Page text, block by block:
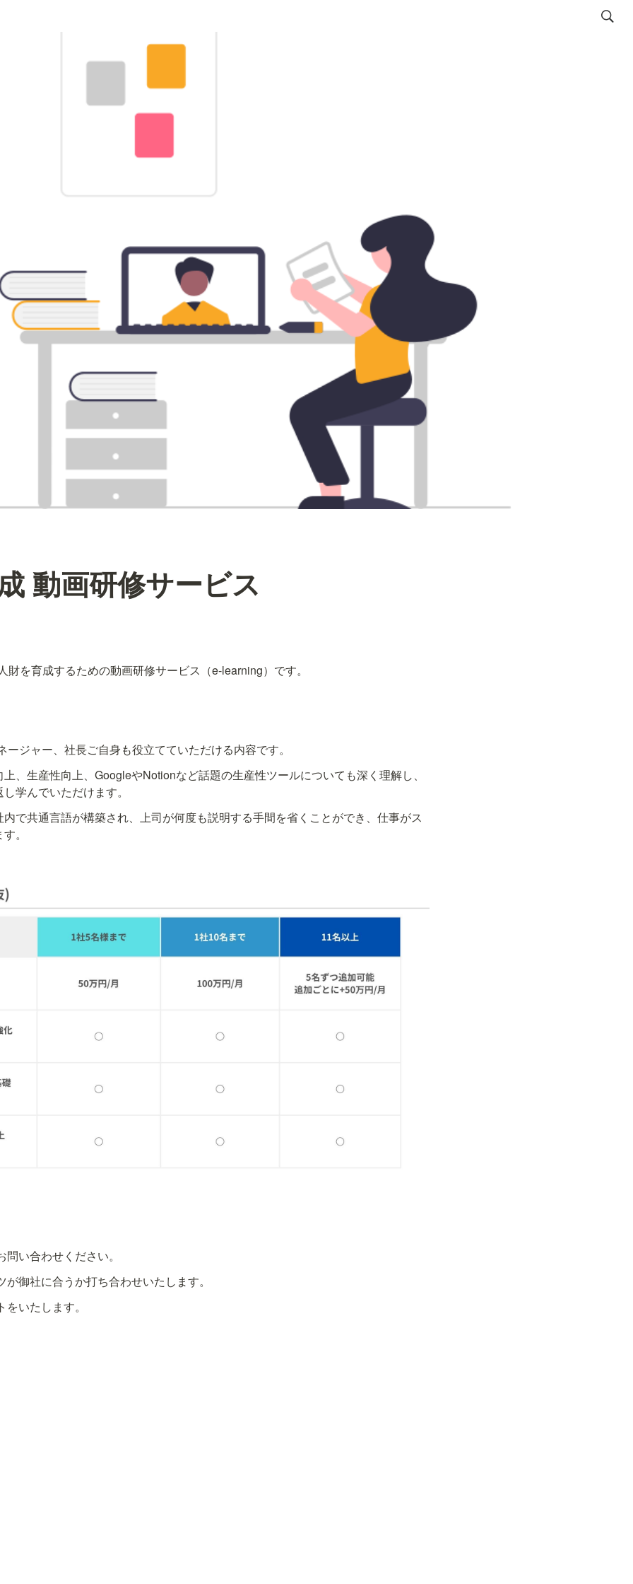
動画研修サービス
財を育成するための動画研修サービス（e-learning）です。
ージャー、社長ご自身も役立てていただける内容です。
、生産性向上、GoogleやNotionなど話題の生産性ツールについても深く理解し、
学んでいただけます。
で共通言語が構築され、上司が何度も説明する手間を省くことができ、仕事がス
。
い合わせください。
御社に合うか打ち合わせいたします。
いたします。